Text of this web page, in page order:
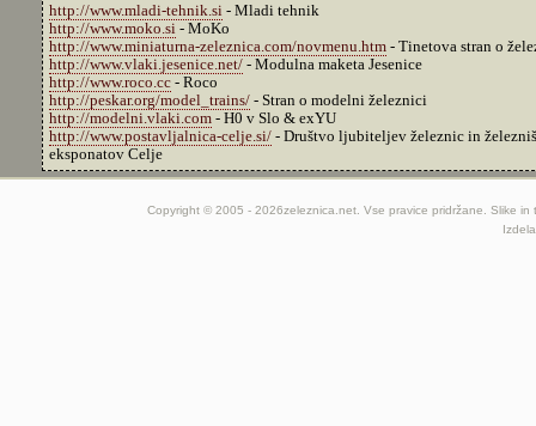
http://www.mladi-tehnik.si - Mladi tehnik
http://www.moko.si - MoKo
http://www.miniaturna-zeleznica.com/novmenu.htm - Tinetova stran o
http://www.vlaki.jesenice.net/ - Modulna maketa Jesenice
http://www.roco.cc - Roco
http://peskar.org/model_trains/ - Stran o modelni železnici
http://modelni.vlaki.com - H0 v Slo & exYU
http://www.postavljalnica-celje.si/ - Društvo ljubiteljev železnic in
eksponatov Celje
Copyright © 2005 - 2026zeleznica.net. Vse pravice pridržane. Slike